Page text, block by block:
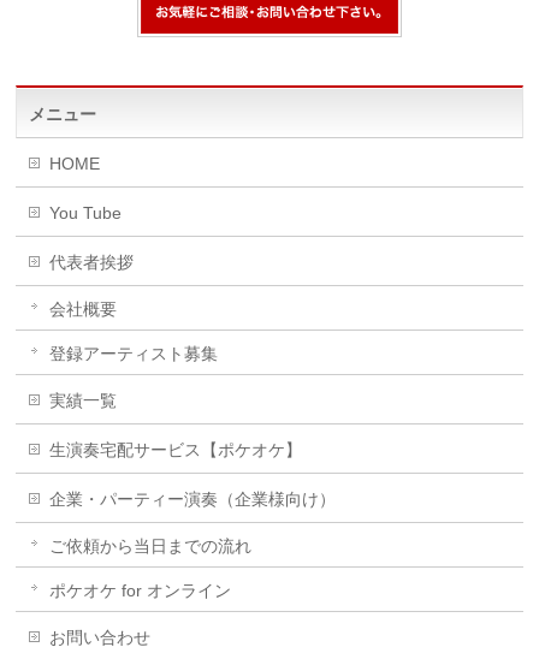
メニュー
HOME
You Tube
代表者挨拶
会社概要
登録アーティスト募集
実績一覧
生演奏宅配サービス【ポケオケ】
企業・パーティー演奏（企業様向け）
ご依頼から当日までの流れ
ポケオケ for オンライン
お問い合わせ